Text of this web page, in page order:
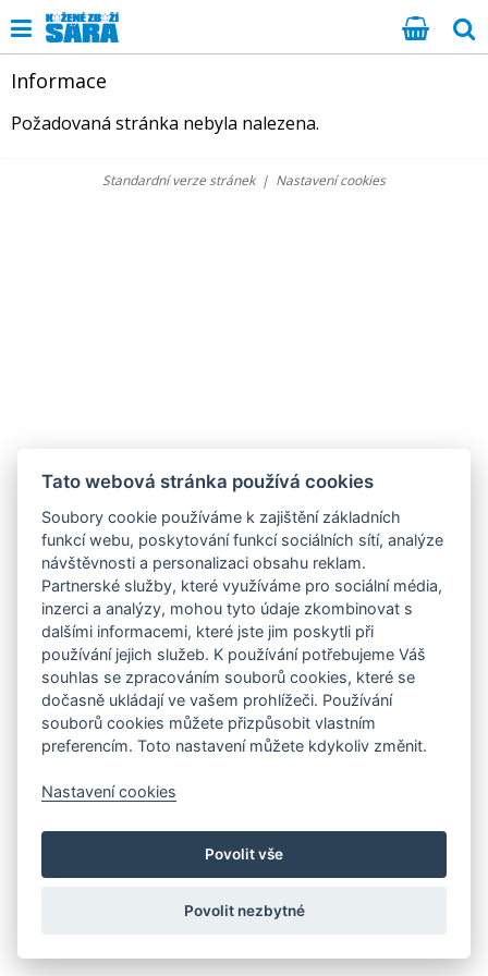
Informace
Požadovaná stránka nebyla nalezena.
Standardní verze stránek| Nastavení cookies
Tato webová stránka používá cookies
Soubory cookie používáme k zajištění základních
funkcí webu, poskytování funkcí sociálních sítí, analýze
návštěvnosti a personalizaci obsahu reklam.
Partnerské služby, které využíváme pro sociální média,
inzerci a analýzy, mohou tyto údaje zkombinovat s
dalšími informacemi, které jste jim poskytli při
používání jejich služeb. K používání potřebujeme Váš
souhlas se zpracováním souborů cookies, které se
dočasně ukládají ve vašem prohlížeči. Používání
souborů cookies můžete přizpůsobit vlastním
preferencím. Toto nastavení můžete kdykoliv změnit.
Nastavení cookies
Povolit vše
Povolit nezbytné